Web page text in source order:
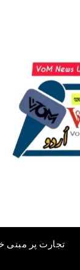
تجارت پر مبنی